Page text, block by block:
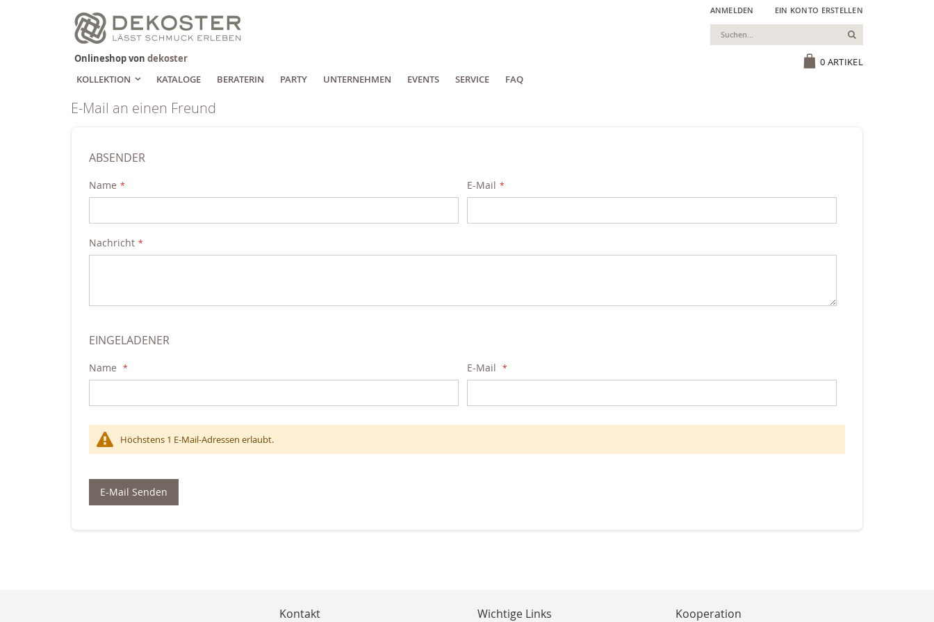
Zum
Inhalt
springen
ANMELDEN EIN KONTO ERSTELLEN
0 ARTIKEL
Suchen
Onlineshop von dekoster
KOLLEKTION
KATALOGE BERATERIN PARTY UNTERNEHMEN EVENTS SERVICE FAQ
E-Mail an einen Freund
ABSENDER
Name E-Mail
Nachricht
EINGELADENER
Name E-Mail
Höchstens 1 E-Mail-Adressen erlaubt.
E-Mail Senden
Kontakt Wichtige Links Kooperation